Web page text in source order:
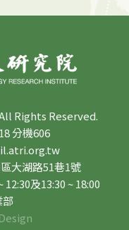
Rights Reserved.
分機606
大湖路51巷1號
及13:30 ~ 18:00